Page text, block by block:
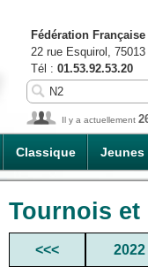
Classique Jeunes
Fédération
22 rue Esquirol,
Tél : 01.53.92.53.20
Il y a actuellement
Tournois
<<< 2022